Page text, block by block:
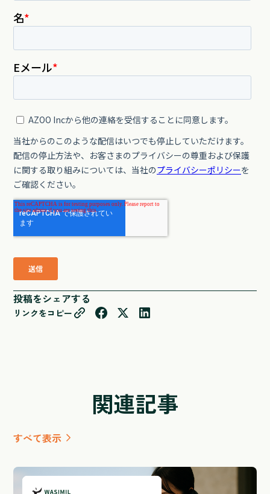
投稿をシェアする
リンクをコピー
関連記事
すべて表示